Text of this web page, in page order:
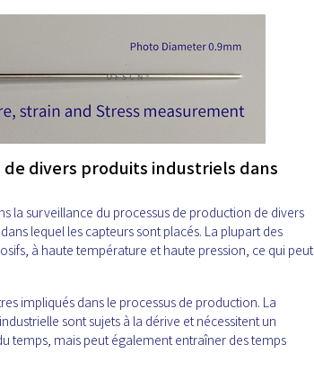
divers produits industriels dans
la surveillance du processus de production de divers
lequel les capteurs sont placés. La plupart des
à haute température et haute pression, ce qui peut
impliqués dans le processus de production. La
sont sujets à la dérive et nécessitent un
temps, mais peut également entraîner des temps